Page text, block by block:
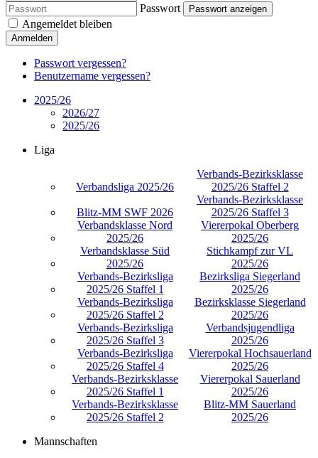
Passwort
Passwort anzeigen
Angemeldet bleiben
Anmelden
Passwort vergessen?
Benutzername vergessen?
2025/26
2026/27
2025/26
Liga
Verbandsliga 2025/26
Verbands-Bezirksklasse
2025/26 Staffel 2
Blitz-MM SWF 2026
Verbands-Bezirksklasse
2025/26 Staffel 3
Verbandsklasse Nord
2025/26
Viererpokal Oberberg
2025/26
Verbandsklasse Süd
2025/26
Stichkampf zur VL
2025/26
Verbands-Bezirksliga
2025/26 Staffel 1
Bezirksliga Siegerland
2025/26
Verbands-Bezirksliga
2025/26 Staffel 2
Bezirksklasse Siegerland
2025/26
Verbands-Bezirksliga
2025/26 Staffel 3
Verbandsjugendliga
2025/26
Verbands-Bezirksliga
2025/26 Staffel 4
Viererpokal Hochsauerland
2025/26
Verbands-Bezirksklasse
2025/26 Staffel 1
Viererpokal Sauerland
2025/26
Verbands-Bezirksklasse
2025/26 Staffel 2
Blitz-MM Sauerland
2025/26
Mannschaften